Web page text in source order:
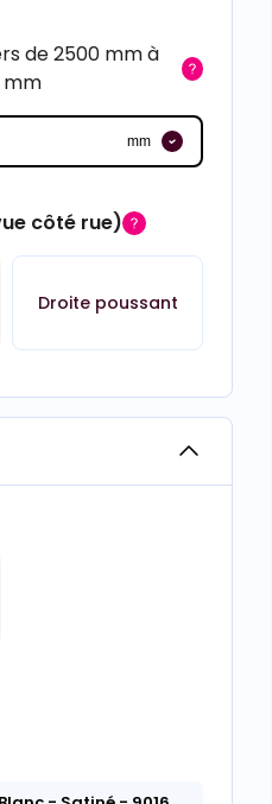
de 2500 mm à
mm
mm
côté rue)
Droite poussant